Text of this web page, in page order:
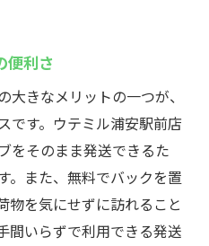
便利さ
きなメリットの一つが、
です。ウテミル浦安駅前店
をそのまま発送できるた
。また、無料でバックを置
物を気にせずに訪れること
間いらずで利用できる発送